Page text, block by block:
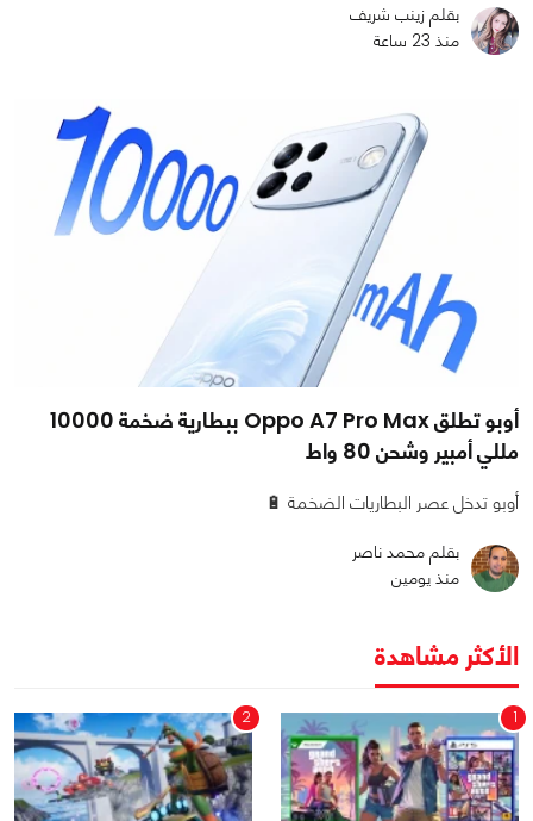
بقلم زينب شريف
منذ 23 ساعة
أوبو تطلق Oppo A7 Pro Max ببطارية ضخمة 10000
مللي أمبير وشحن 80 واط
أوبو تدخل عصر البطاريات الضخمة 🔋
بقلم محمد ناصر
منذ يومين
الأكثر مشاهدة
1
2